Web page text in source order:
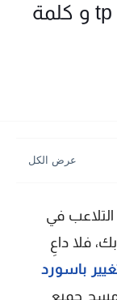
تغيير باسورد الواي فاي tp link و كلمة
في
فلا داعِ
باسورد
مسح جميع